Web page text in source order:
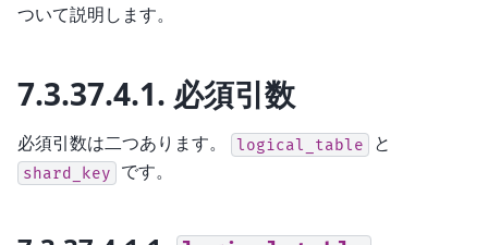
ついて説明します。
7.3.37.4.1. 必須引数
必須引数は二つあります。 logical_table と
shard_key です。